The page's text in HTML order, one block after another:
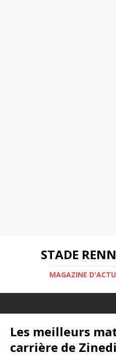
STADE
MAGAZINE
Les meilleurs
carrière de